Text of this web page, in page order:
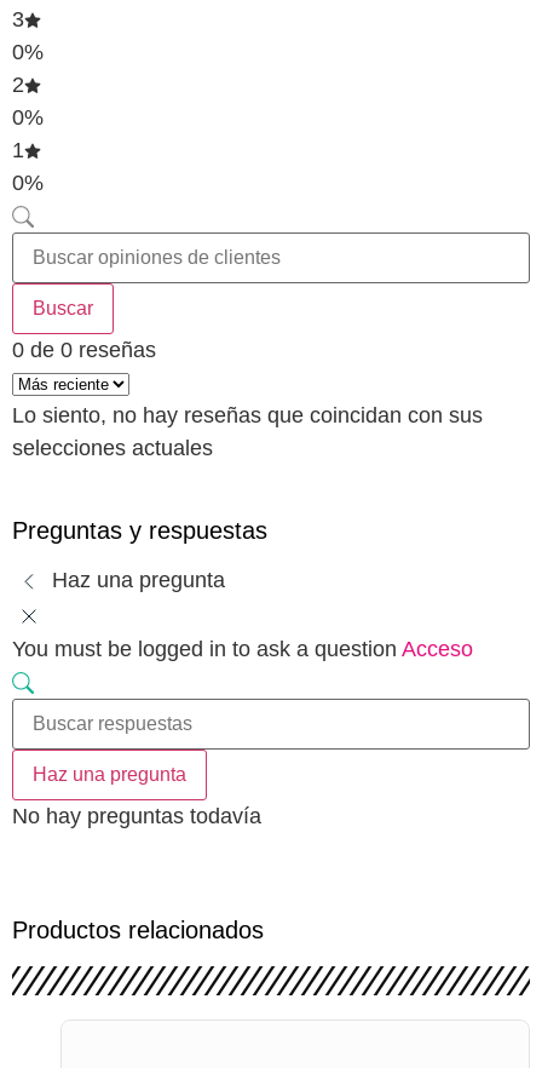
3
0%
2
0%
1
0%
Buscar
0 de 0 reseñas
Lo siento, no hay reseñas que coincidan con sus
selecciones actuales
Preguntas y respuestas
Haz una pregunta
You must be logged in to ask a question Acceso
Haz una pregunta
No hay preguntas todavía
Productos relacionados